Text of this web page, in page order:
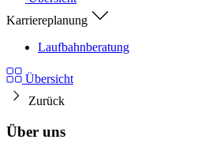
Karriereplanung
Laufbahnberatung
Übersicht
Zurück
Über uns